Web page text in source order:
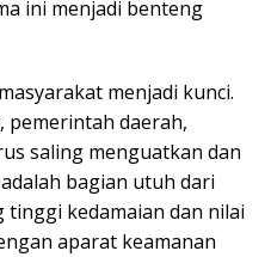
ini menjadi benteng
menjadi kunci.
pemerintah daerah,
saling menguatkan dan
bagian utuh dari
kedamaian dan nilai
aparat keamanan